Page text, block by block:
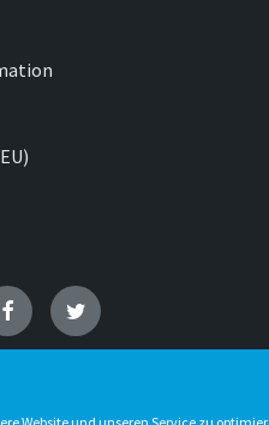
FacebookTwitter